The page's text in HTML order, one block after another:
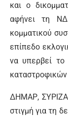
και ο
αφήνει τη
κομματικού
επίπεδο
να υπερβεί
καταστροφικών
ΔΗΜΑΡ, ΣΥΡΙΖΑ
στιγμή για τη